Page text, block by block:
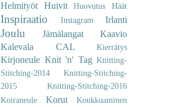
Helmityöt HuivitHuovutusHäät
Inspiraatio Instagram Irlanti
Joulu Jämälangat Kaavio
Kalevala CAL Kierrätys
Kirjoneule Knit 'n' Tag Knitting-
Stitching-2014 Knitting-Stitching-
2015 Knitting-Stitching-2016
Koiraneule Korut Koukkuaminen